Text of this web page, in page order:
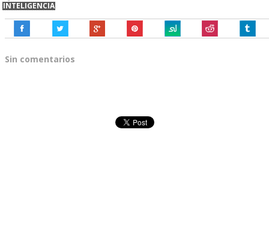
INTELIGENCIA
Sin comentarios